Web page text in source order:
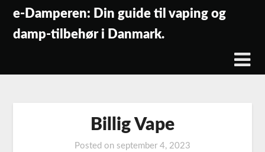
content
e-Damperen: Din guide til vaping og
damp-tilbehør i Danmark.
Billig Vape
Posted on september 4, 2023